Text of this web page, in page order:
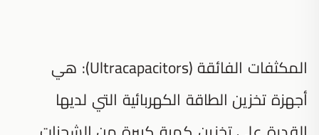
المكثفات الفائقة (Ultracapacitors): هي
أجهزة تخزين الطاقة الكهربائية التي لديها